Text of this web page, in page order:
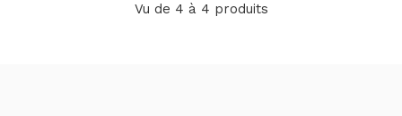
Vu de 4 à 4 produits